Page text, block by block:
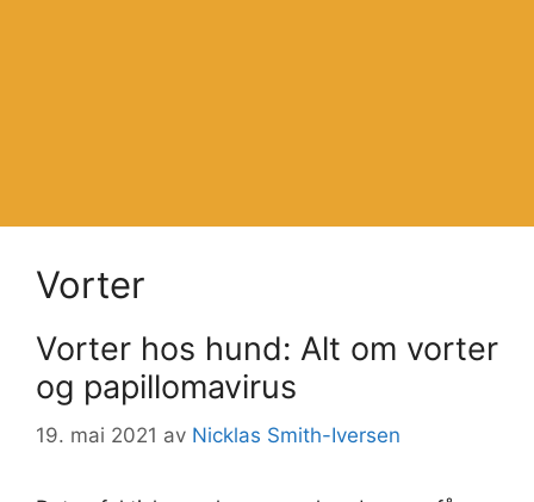
Vorter
Vorter hos hund: Alt om vorter
og papillomavirus
19. mai 2021 av Nicklas Smith-Iversen